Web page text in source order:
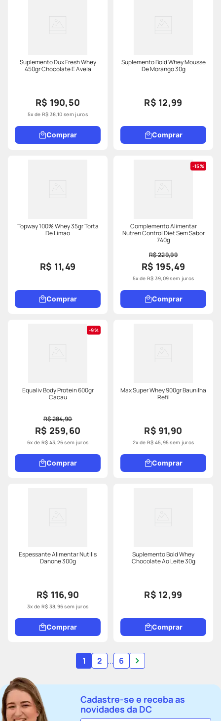
Suplemento Dux Fresh Whey
450gr Chocolate E Avela
R$ 190,50
5x deR$ 38,10 sem juros
Comprar
Suplemento Bold Whey Mousse
De Morango 30g
R$ 12,99
Comprar
Topway 100% Whey 35gr Torta
De Limao
R$ 11,49
Comprar
15%
Complemento Alimentar
Nutren Control Diet Sem Sabor
740g
R$ 229,99
R$ 195,49
5x de R$ 39,09sem juros
Comprar
9%
Equaliv Body Protein 600gr
Cacau
R$ 284,90
R$ 259,60
6x de R$ 43,26sem juros
Comprar
Max Super Whey 900gr Baunilha
Refil
R$ 91,90
2x de R$ 45,95sem juros
Comprar
Espessante Alimentar Nutilis
Danone 300g
R$ 116,90
3x de R$ 38,96sem juros
Comprar
Suplemento Bold Whey
Chocolate Ao Leite 30g
R$ 12,99
Comprar
1 2 ... 6
Cadastre-se e receba as
novidades da DC